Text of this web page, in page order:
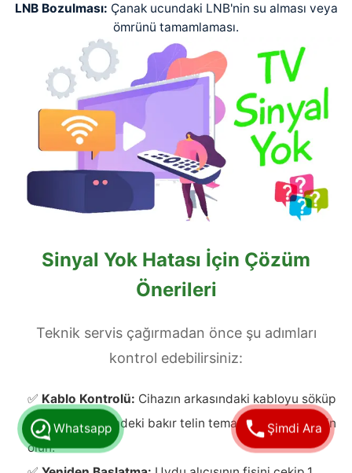
LNB Bozulması: Çanak ucundaki LNB'nin su alması veya
ömrünü tamamlaması.
Sinyal Yok Hatası İçin Çözüm
Önerileri
Teknik servis çağırmadan önce şu adımları
kontrol edebilirsiniz:
✅ Kablo Kontrolü: Cihazın arkasındaki kabloyu söküp
tekrar takın, içindeki bakır telin temas ettiğinden emin
olun.
Şimdi Ara
Whatsapp